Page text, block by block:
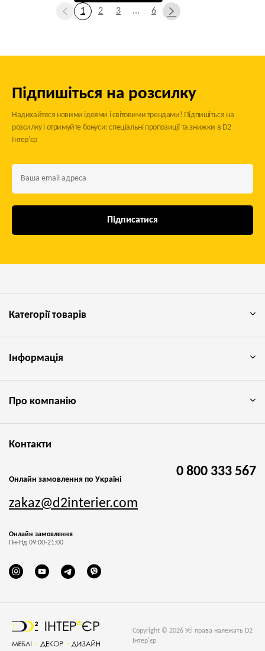
1 2 3 ... 6
Підпишіться на розсилку
Надихайтеся новими ідеями і світовими трендами! Підпишіться на
розсилку і отримуйте бонуси: спеціальні пропозиції та знижки в D2
Інтер'єр
Підписатися
Copyright © 2026 Усі права належать D2
Інтер'єр
Категорії товарів
Інформація
Про компанію
Контакти
Онлайн замовлення по Україні
0 800 333 567
zakaz@d2interier.com
Онлайн замовлення
Пн-Нд 09:00-21:00